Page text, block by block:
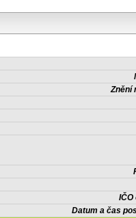
Znění
IČO
Datum a čas